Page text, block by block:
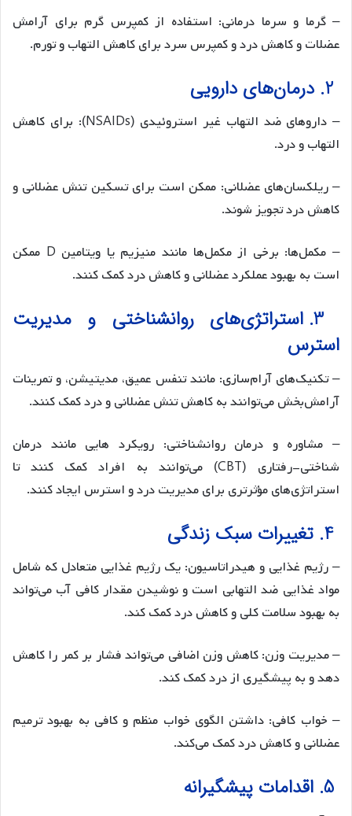
– گرما و سرما درمانی: استفاده از کمپرس گرم برای آرامش
عضلات و کاهش درد و کمپرس سرد برای کاهش التهاب و تورم.
– داروهای ضد التهاب غیر استروئیدی (NSAIDs): برای کاهش
التهاب و درد.
– ریلکسان‌های عضلانی: ممکن است برای تسکین تنش عضلانی و
کاهش درد تجویز شوند.
– مکمل‌ها: برخی از مکمل‌ها مانند منیزیم یا ویتامین D ممکن
است به بهبود عملکرد عضلانی و کاهش درد کمک کنند.
3. استراتژی‌های روانشناختی و مدیریت
استرس
– تکنیک‌های آرام‌سازی: مانند تنفس عمیق، مدیتیشن، و تمرینات
آرامش‌بخش می‌توانند به کاهش تنش عضلانی و درد کمک کنند.
– مشاوره و درمان روانشناختی: رویکرد هایی مانند درمان
شناختی-رفتاری (CBT) می‌توانند به افراد کمک کنند تا
استراتژی‌های مؤثرتری برای مدیریت درد و استرس ایجاد کنند.
– رژیم غذایی و هیدراتاسیون: یک رژیم غذایی متعادل که شامل
مواد غذایی ضد التهابی است و نوشیدن مقدار کافی آب می‌تواند
به بهبود سلامت کلی و کاهش درد کمک کند.
– مدیریت وزن: کاهش وزن اضافی می‌تواند فشار بر کمر را کاهش
دهد و به پیشگیری از درد کمک کند.
– خواب کافی: داشتن الگوی خواب منظم و کافی به بهبود ترمیم
عضلانی و کاهش درد کمک می‌کند.